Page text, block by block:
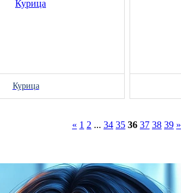
Курица
« 1 2 ... 34 35 36 37 38 39 »